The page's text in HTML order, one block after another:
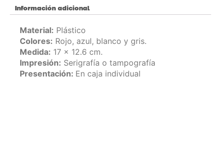
Información adicional
Material: Plástico
Colores: Rojo, azul, blanco y gris.
Medida: 17 x 12.6 cm.
Impresión: Serigrafía o tampografía
Presentación: En caja individual